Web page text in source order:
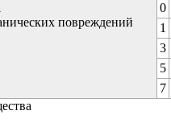
повреждений
0
1
3
5
7